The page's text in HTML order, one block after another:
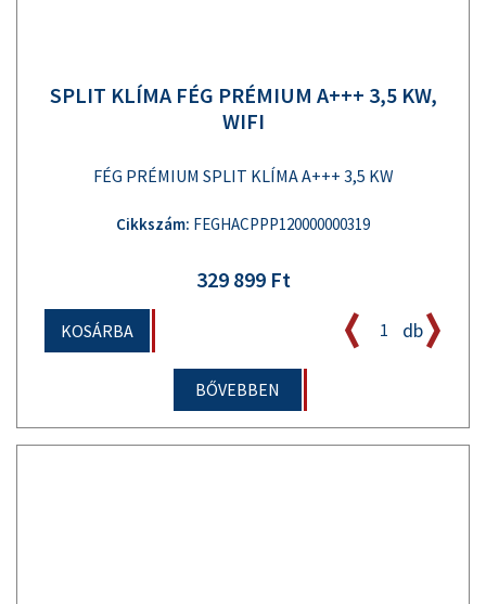
SPLIT KLÍMA FÉG PRÉMIUM A+++ 3,5 KW,
WIFI
FÉG PRÉMIUM SPLIT KLÍMA A+++ 3,5 KW
Cikkszám: FEGHACPPP120000000319
329 899 Ft
KOSÁRBA db
BŐVEBBEN